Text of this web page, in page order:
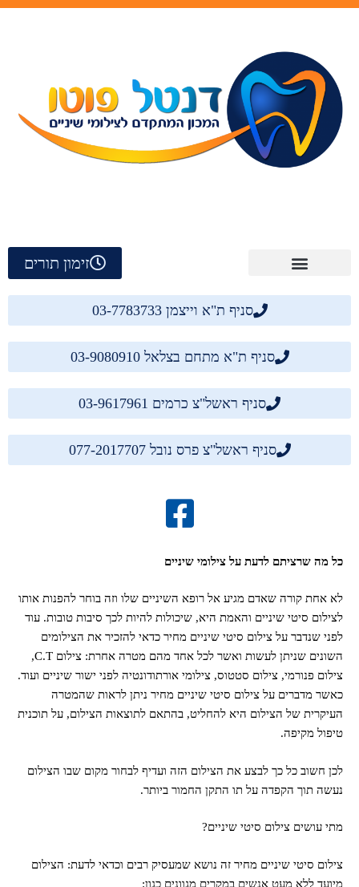
זימון תורים
סניף ת"א וייצמן 03-7783733
סניף ת"א מתחם בצלאל 03-9080910
סניף ראשל"צ כרמים 03-9617961
סניף ראשל"צ פרס נובל 077-2017707
כל מה שרציתם לדעת על צילומי שיניים
לא אחת קורה שאדם מגיע אל רופא השיניים שלו וזה בוחר להפנות אותו
לצילום סיטי שיניים והאמת היא, שיכולות להיות לכך סיבות טובות. עוד
לפני שנדבר על צילום סיטי שיניים מחיר כדאי להזכיר את הצילומים
השונים שניתן לעשות ואשר לכל אחד מהם מטרה אחרת: צילום C.T,
צילום פנורמי, צילום סטטוס, צילומי אורתודונטיה לפני ישור שיניים ועוד.
כאשר מדברים על צילום סיטי שיניים מחיר ניתן לראות שהמטרה
העיקרית של הצילום היא להחליט, בהתאם לתוצאות הצילום, על תוכנית
טיפול מקיפה.
לכן חשוב כל כך לבצע את הצילום הזה ועדיף לבחור מקום שבו הצילום
נעשה תוך הקפדה על תו התקן החמור ביותר.
מתי עושים צילום סיטי שיניים?
צילום סיטי שיניים מחיר זה נושא שמעסיק רבים וכדאי לדעת: הצילום
מיועד ללא מעט אנשים במקרים מגוונים כגון: